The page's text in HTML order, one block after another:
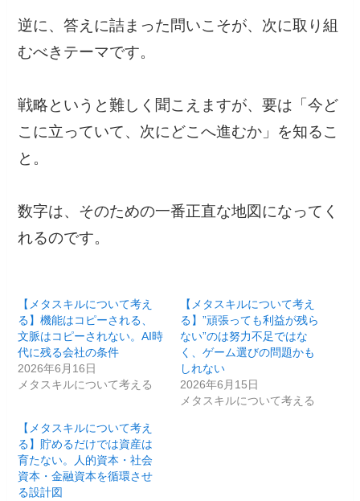
逆に、答えに詰まった問いこそが、次に取り組
むべきテーマです。
戦略というと難しく聞こえますが、要は「今ど
こに立っていて、次にどこへ進むか」を知るこ
と。
数字は、そのための一番正直な地図になってく
れるのです。
【メタスキルについて考え
る】機能はコピーされる、
文脈はコピーされない。AI時
代に残る会社の条件
2026年6月16日
メタスキルについて考える
【メタスキルについて考え
る】”頑張っても利益が残ら
ない”のは努力不足ではな
く、ゲーム選びの問題かも
しれない
2026年6月15日
メタスキルについて考える
【メタスキルについて考え
る】貯めるだけでは資産は
育たない。人的資本・社会
資本・金融資本を循環させ
る設計図